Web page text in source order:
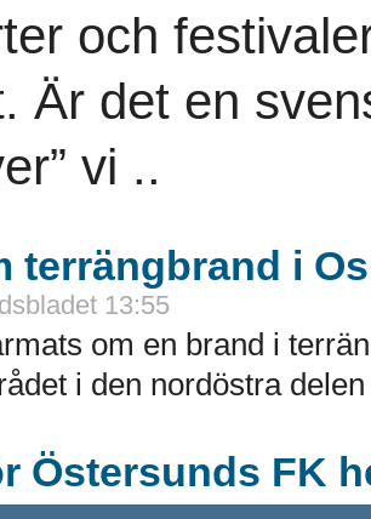
och
Är det en
vi ..
terrängbrand i
13:55
om en brand i
i den nordöstra
Östersunds FK